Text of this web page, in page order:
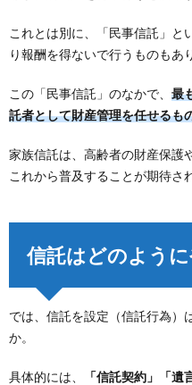
これとは別に、「民事信託」と
り報酬を得ないで行うものもあ
この「民事信託」のなかで、 最
託者として財産管理を任せるも
家族信託は、高齢者の財産保護
これから普及することが期待さ
信託はどのよう
では、信託を設定（信託行為）
か。
具体的には、 「信託契約」「遺